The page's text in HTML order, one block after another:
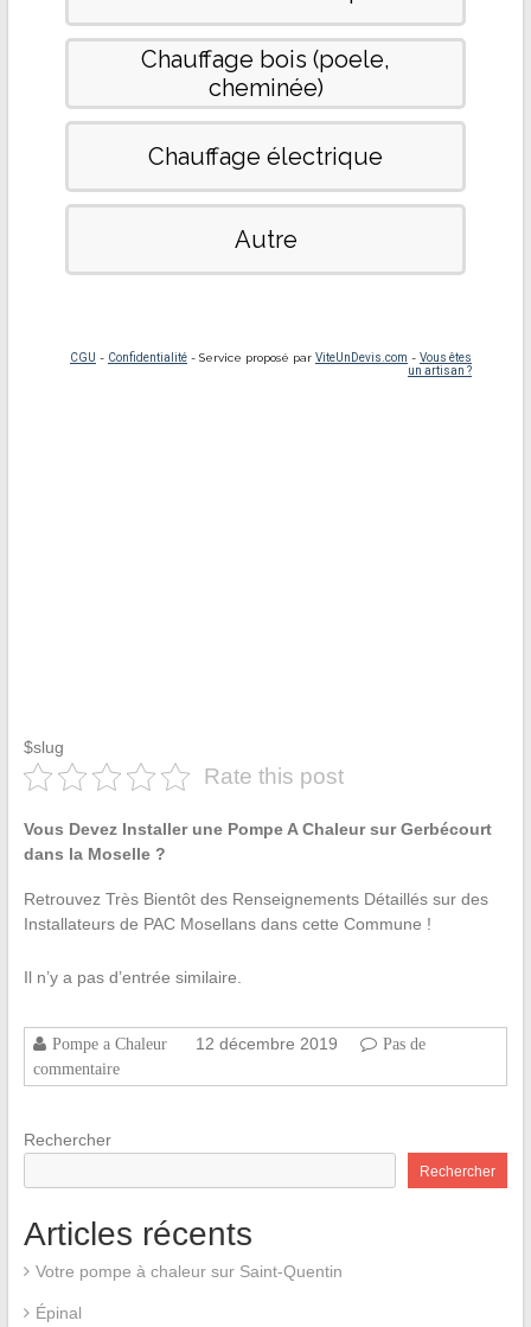
$slug
Rate this post
Vous Devez Installer une Pompe A Chaleur sur Gerbécourt
dans la Moselle ?
Retrouvez Très Bientôt des Renseignements Détaillés sur des
Installateurs de PAC Mosellans dans cette Commune !
Il n’y a pas d’entrée similaire.
Pompe a Chaleur 12 décembre 2019
Pas de
commentaire
Rechercher
Rechercher
Articles récents
Votre pompe à chaleur sur Saint-Quentin
Épinal